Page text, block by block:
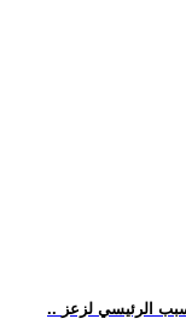
الرئيسي لزعز